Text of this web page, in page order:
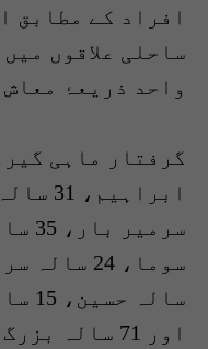
افراد کے مطابق
ساحلی علاقوں
واحد ذریعۂ معاش
اور 71 سالہ